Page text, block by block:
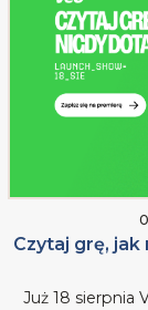
Czytaj grę, jak
Już 18 sierpnia